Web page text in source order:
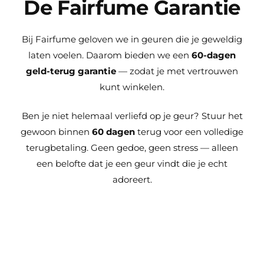
De Fairfume Garantie
Bij Fairfume geloven we in geuren die je geweldig
laten voelen. Daarom bieden we een 60-dagen
geld-terug garantie — zodat je met vertrouwen
kunt winkelen.
Ben je niet helemaal verliefd op je geur? Stuur het
gewoon binnen 60 dagen terug voor een volledige
terugbetaling. Geen gedoe, geen stress — alleen
een belofte dat je een geur vindt die je echt
adoreert.